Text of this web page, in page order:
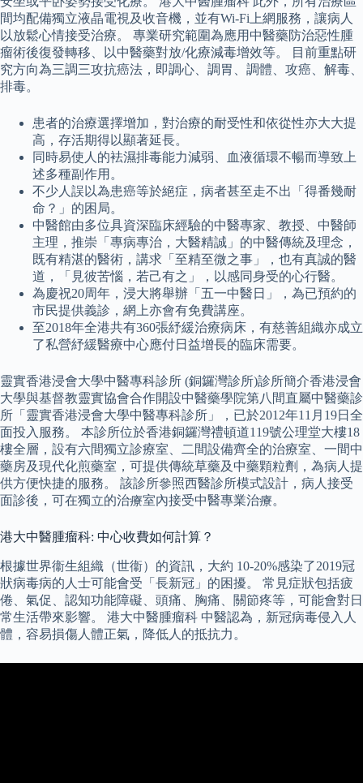
間均配備獨立液晶電視及收音機，並有Wi-Fi上網服務，讓病人
以放鬆心情接受治療。 專業研究範圍為應用中醫藥防治惡性腫
瘤術後復發轉移、以中醫藥對放/化療減毒增效等。 目前重點研
究方向為三調三攻抗癌法，即調心、調胃、調體、攻癌、解毒、
排毒。
患者的治療選擇增加，對治療的耐受性和依從性亦大大提
高，存活期得以顯著延長。
同時易使人的袪濕排毒能力減弱、血液循環不暢而導致上
述多種副作用。
不少人誤以為患癌等於絕症，病者甚至走不出「得番幾耐
命？」的困局。
中醫館由多位具資深臨床經驗的中醫專家、教授、中醫師
主理，推崇「專病專治，大醫精誠」的中醫傳統及理念，
既有精湛的醫術，講求「至精至微之事」，也有真誠的醫
道，「見彼苦惱，若己有之」，以感同身受的心行醫。
為慶祝20周年，浸大將舉辦「五一中醫日」，為已預約的
市民提供義診，網上亦會有免費講座。
至2018年全港共有360張紓緩治療病床，有慈善組織亦成立
了私營紓緩醫療中心應付日益增長的臨床需要。
靈實香港浸會大學中醫專科診所 (銅鑼灣診所)診所簡介香港浸會
大學與基督教靈實協會合作開設中醫藥學院第八間直屬中醫藥診
所「靈實香港浸會大學中醫專科診所」，已於2012年11月19日全
面投入服務。 本診所位於香港銅鑼灣禮頓道119號公理堂大樓18
樓全層，設有六間獨立診療室、二間設備齊全的治療室、一間中
藥房及現代化煎藥室，可提供傳統草藥及中藥顆粒劑，為病人提
供方便快捷的服務。 該診所參照西醫診所模式設計，病人接受
面診後，可在獨立的治療室內接受中醫專業治療。
港大中醫腫瘤科: 中心收費如何計算？
根據世界衞生組織（世衞）的資訊，大約 10-20%感染了2019冠
狀病毒病的人士可能會受「長新冠」的困擾。 常見症狀包括疲
倦、氣促、認知功能障礙、頭痛、胸痛、關節疼等，可能會對日
常生活帶來影響。 港大中醫腫瘤科 中醫認為，新冠病毒侵入人
體，容易損傷人體正氣，降低人的抵抗力。